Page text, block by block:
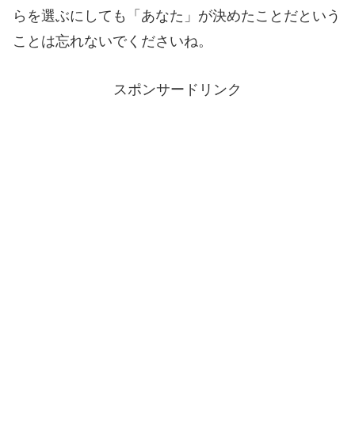
らを選ぶにしても「あなた」が決めたことだという
ことは忘れないでくださいね。
スポンサードリンク